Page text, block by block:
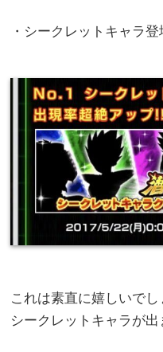
・シークレットキャラ
これは素直に嬉しいで
シークレットキャラが出